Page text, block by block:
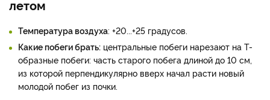
летом
Температура воздуха: +20...+25 градусов.
Какие побеги брать: центральные побеги нарезают на Т-
образные побеги: часть старого побега длиной до 10 см,
из которой перпендикулярно вверх начал расти новый
молодой побег из почки.